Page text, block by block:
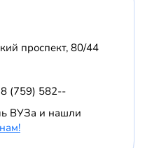
проспект, 80/44
(759) 582--
ВУЗа и нашли